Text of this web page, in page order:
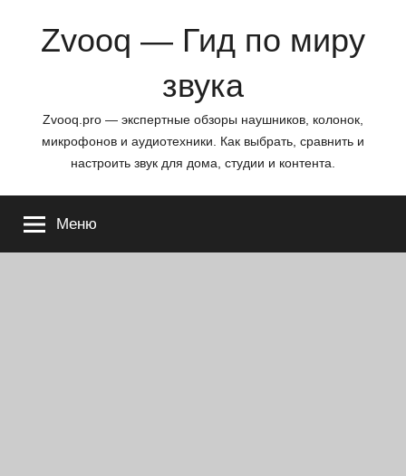
Zvooq — Гид по миру
звука
Zvooq.pro — экспертные обзоры наушников, колонок,
микрофонов и аудиотехники. Как выбрать, сравнить и
настроить звук для дома, студии и контента.
Меню